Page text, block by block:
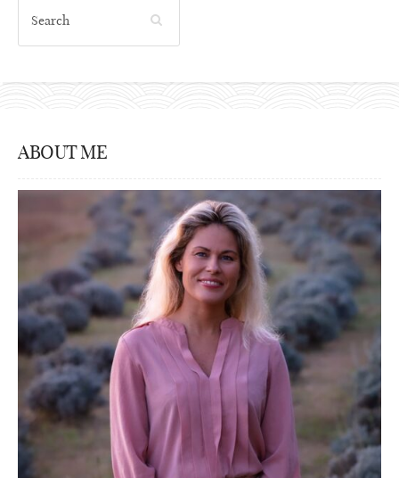
ABOUT ME